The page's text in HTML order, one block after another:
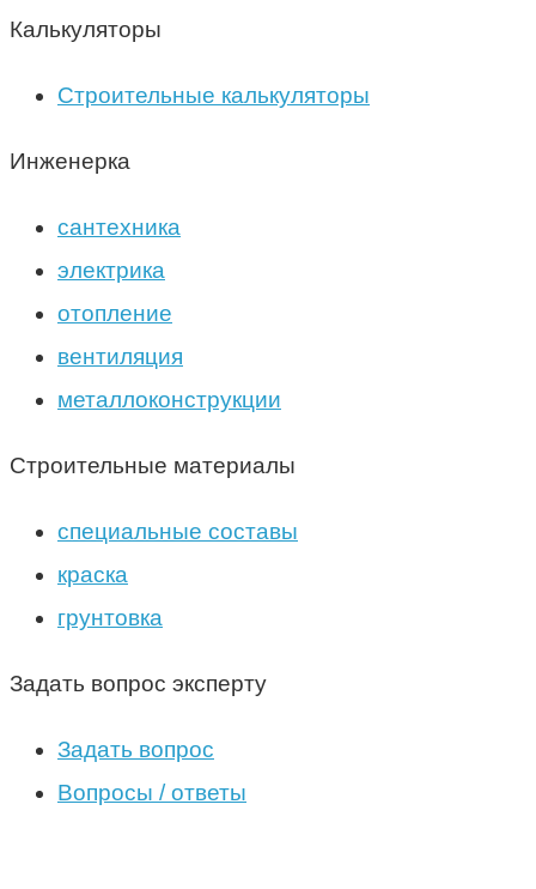
Калькуляторы
Строительные калькуляторы
Инженерка
сантехника
электрика
отопление
вентиляция
металлоконструкции
Строительные материалы
специальные составы
краска
грунтовка
Задать вопрос эксперту
Задать вопрос
Вопросы / ответы